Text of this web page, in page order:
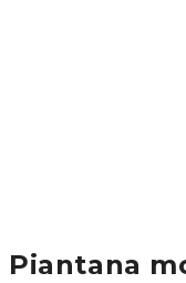
Piantana